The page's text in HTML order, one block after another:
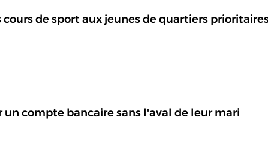
de sport aux jeunes de quartiers
compte bancaire sans l'aval de leur mari